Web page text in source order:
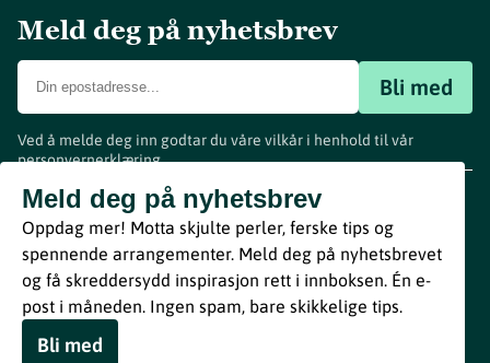
Meld deg på nyhetsbrev
Bli med
Ved å melde deg inn godtar du våre vilkår i henhold til vår
personvernerklæring.
Meld deg på nyhetsbrev
Oppdag mer! Motta skjulte perler, ferske tips og
spennende arrangementer. Meld deg på nyhetsbrevet
og få skreddersydd inspirasjon rett i innboksen. Én e-
post i måneden. Ingen spam, bare skikkelige tips.
Bli med
www.visitvestfold.com
Turistinformasjon
Vestfold Fylkeskommune
ByBreakfast